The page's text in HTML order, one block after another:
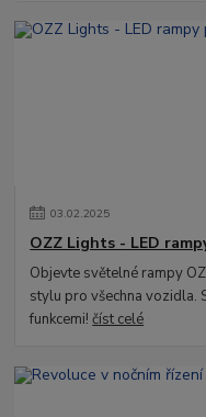
03.02.2025
OZZ Lights - LED
Objevte světelné rampy
stylu pro všechna vozidla.
funkcemi!číst celé